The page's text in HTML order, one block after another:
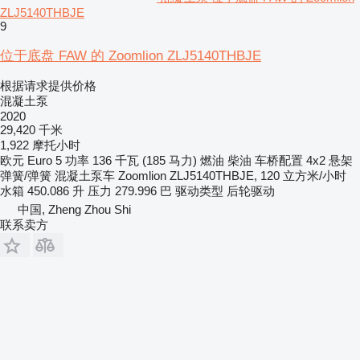
ZLJ5140THBJE
9
位于底盘 FAW 的 Zoomlion ZLJ5140THBJE
根据请求提供价格
混凝土泵
2020
29,420 千米
1,922 摩托小时
欧元 Euro 5 功率 136 千瓦 (185 马力) 燃油 柴油 车桥配置 4x2 悬架
弹簧/弹簧 混凝土泵车 Zoomlion ZLJ5140THBJE, 120 立方米/小时
水箱 450.086 升 压力 279.996 巴 驱动类型 后轮驱动
中国, Zheng Zhou Shi
联系卖方